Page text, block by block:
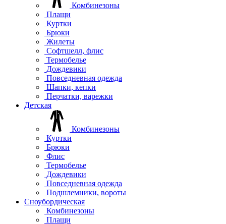
Комбинезоны
Плащи
Куртки
Брюки
Жилеты
Софтшелл, флис
Термобелье
Дождевики
Повседневная одежда
Шапки, кепки
Перчатки, варежки
Детская
Комбинезоны
Куртки
Брюки
Флис
Термобелье
Дождевики
Повседневная одежда
Подшлемники, вороты
Сноубордическая
Комбинезоны
Плащи